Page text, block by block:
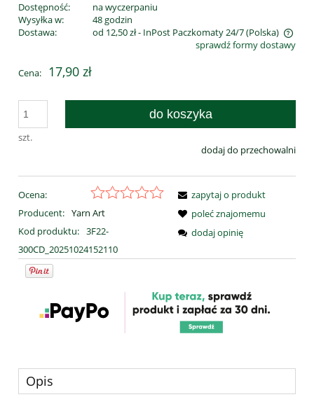
Dostępność:
na wyczerpaniu
Wysyłka w:
48 godzin
Dostawa:
od 12,50 zł- InPost Paczkomaty 24/7(Polska)
Cena nie zawiera ewentualnych kosztów płatnościsprawdź formy dostawy
Cena: 17,90 zł
szt.
do koszyka
dodaj do przechowalni
Ocena:
Producent: Yarn Art
Kod produktu: 3F22-
300CD_20251024152110
zapytaj o produkt
poleć znajomemu
dodaj opinię
Opis